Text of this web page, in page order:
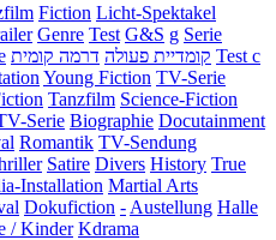
Fiction Licht-Spektakel
Genre Test G&S g Serie
קומדיית פעולה דרמה קומית
Test c
Young Fiction TV-Serie
Tanzfilm Science-Fiction
Serie Biographie Docutainment
Romantik TV-Sendung
Satire Divers History True
Installation Martial Arts
Dokufiction - Austellung Halle
/ Kinder Kdrama